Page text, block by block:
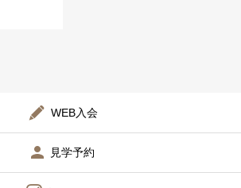
WEB入会
見学予約